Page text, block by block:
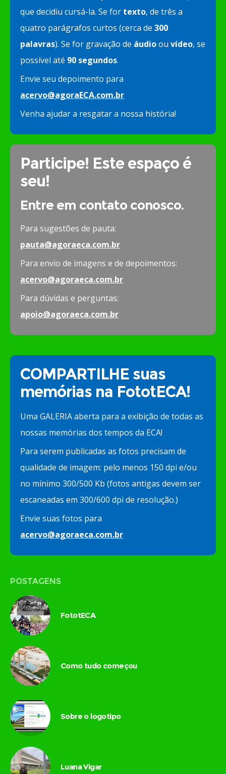
que decidiu cursá-la. Se for texto, de três a
quatro parágrafos curtos (cerca de 300
palavras). Se for gravação de áudioou vídeo, se
possível até 90 segundos.
Envie seu depoimento para
acervo@agoraECA.com.br
Venha ajudar a resgatar a nossa história!
Participe! Este espaço é
seu!
Entre em contato conosco.
Para sugestões de pauta:
pauta@agoraeca.com.br
Para envio de imagens e de depoimentos:
acervo@agoraeca.com.br
Para dúvidas e perguntas:
apoio@agoraeca.com.br
COMPARTILHE suas
memórias na FototECA!
Uma GALERIA aberta para a exibição de todas as
nossas memórias dos tempos da ECA!
Para serem publicadas as fotos precisam de
qualidade de imagem: pelo menos 150 dpi e/ou
no mínimo 300/500 Kb (fotos antigas devem ser
escaneadas em 300/600 dpi de resolução.)
Envie suas fotos para
acervo@agoraeca.com.br
POSTAGENS
FototECA
Como tudo começou
Sobre o logotipo
Luana Vigar